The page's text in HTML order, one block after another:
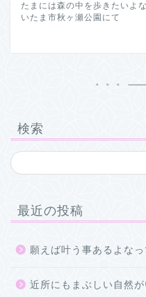
たまには森の中を歩きたいよ
いたま市秋ヶ瀬公園にて
検索
最近の投稿
願えば叶う事あるよな
近所にもまぶしい自然